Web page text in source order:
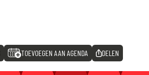
TOEVOEGEN AAN AGENDA DELEN